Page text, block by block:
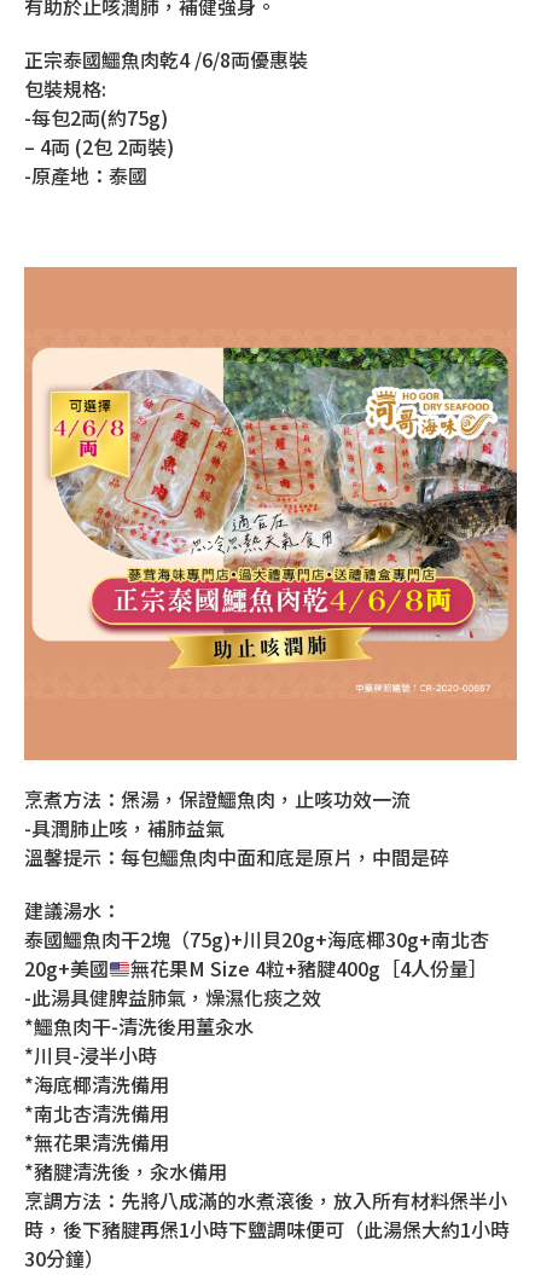
有助於止咳潤肺，補健強身。
正宗泰國鱷魚肉乾4 /6/8両優惠裝
包裝規格:
-每包2両(約75g)
– 4両 (2包 2両裝)
-原產地：泰國
烹煮方法：㷛湯，保證鱷魚肉，止咳功效一流
-具潤肺止咳，補肺益氣
溫馨提示：每包鱷魚肉中面和底是原片，中間是碎
建議湯水：
泰國鱷魚肉干2塊（75g)+川貝20g+海底椰30g+南北杏
20g+美國
無花果M Size 4粒+豬腱400g［4人份量］
-此湯具健脾益肺氣，燥濕化痰之效
*鱷魚肉干-清洗後用薑汆水
*川貝-浸半小時
*海底椰清洗備用
*南北杏清洗備用
*無花果清洗備用
*豬腱清洗後，汆水備用
烹調方法：先將八成滿的水煮滾後，放入所有材料㷛半小
時，後下豬腱再㷛1小時下鹽調味便可（此湯㷛大約1小時
30分鐘）